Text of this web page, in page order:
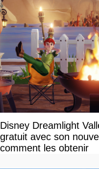
Disney Dreamlight
gratuit avec son
comment les obtenir